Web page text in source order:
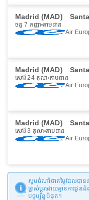
Madrid (MAD)
ចន្ទ 7 កញ្ញា តាមដាន
Air
Madrid (MAD)
សៅរ៍ 24 តុលា តាមដាន
Air
Madrid (MAD)
សៅរ៍ 3 តុលា តាមដាន
Air
សូមចំណាំថាតម្លៃដែលបា
ផ្លាស់ប្តូរដោយគ្មានការ
បច្ចុប្បន្នបំផុត។